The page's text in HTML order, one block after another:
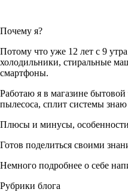
Почему я?
Потому что уже 12 лет с 9
холодильники, стиральные
смартфоны.
Работаю я в магазине
пылесоса, сплит системы знаю
Плюсы и минусы,
Готов поделиться своими
Немного подробнее о себе
Рубрики блога